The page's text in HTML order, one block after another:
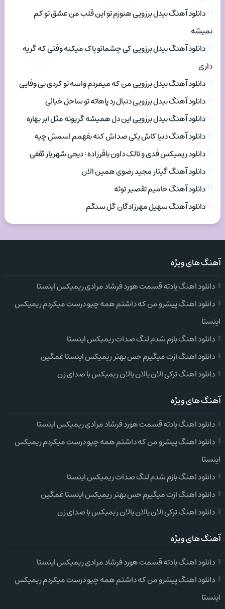
دانلود آهنگ بیدل برزویی هنوزم تو این قلب من عشق تو کم
نمیشه
دانلود آهنگ بیدل برزویی کی چشماتو پاک میکنه وقتی که گریه
داری
دانلود آهنگ بیدل برزویی من که میمردم واسه تو کردی بی وفایی
دانلود آهنگ بیدل برزویی دنبال رد پاهاته تو ساحل خیالی
دانلود آهنگ بیدل برزویی این دل همیشه گریونه مثل ابر بهاره
دانلود آهنگ دنیا کاش یکی صداش کنه بفهمم اسمش چیه
دانلود ریمیکس فدی و تالک داون باقرزاده : دیجی شهریار ثقفی
دانلود آهنگ گیتار مجید رضوی همین الان
دانلود آهنگ حامیم تقصیر توئه
دانلود آهنگ سهیل مهرزادگان گل سنگم
آهنگ های ویژه
دانلود اهنگ یادته قسمت هورد فرشاد مرادی ریمیکس اینستا
دانلود اهنگ پیشرو من که داشتم همه چیو درست میکردم ریمیکس
اینستا
دانلود اهنگ بازم شدم لنگ صدات ریمیکس اینستا
دانلود اهنگ ازت میگیرم حس بهتر ریمیکس اینستا غمگین
دانلود اهنگ ترکی الان یالان یالان ریمیکس با صدای زن
آهنگ های ویژه
دانلود اهنگ یادته قسمت هورد فرشاد مرادی ریمیکس اینستا
دانلود اهنگ پیشرو من که داشتم همه چیو درست میکردم ریمیکس
اینستا
دانلود اهنگ بازم شدم لنگ صدات ریمیکس اینستا
دانلود اهنگ ازت میگیرم حس بهتر ریمیکس اینستا غمگین
دانلود اهنگ ترکی الان یالان یالان ریمیکس با صدای زن
آهنگ های ویژه
دانلود اهنگ یادته قسمت هورد فرشاد مرادی ریمیکس اینستا
دانلود اهنگ پیشرو من که داشتم همه چیو درست میکردم ریمیکس
اینستا